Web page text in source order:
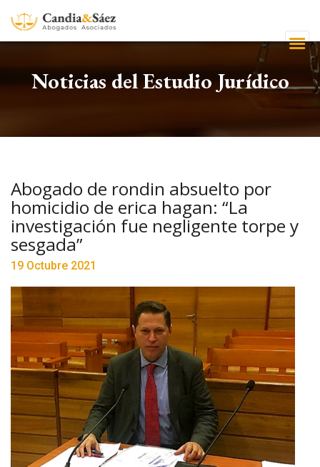
Noticias del Estudio Jurídico
Abogado de rondin absuelto por
homicidio de erica hagan: “La
investigación fue negligente torpe y
sesgada”
19 Octubre 2021